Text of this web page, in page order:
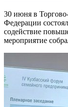
30 июня в
Федерации
содействие
мероприятие